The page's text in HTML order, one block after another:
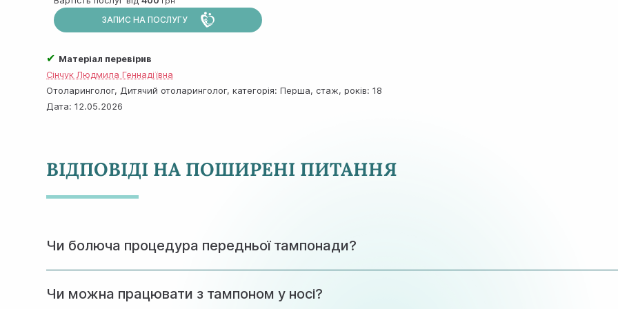
ЗАПИС НА ПОСЛУГУ
✔ Матеріал перевірив
Сінчук Людмила Геннадіївна
Отоларинголог, Дитячий отоларинголог, категорія: Перша, стаж, років: 18
Дата:12.05.2026
ВІДПОВІДІ НА ПОШИРЕНІ ПИТАННЯ
Чи болюча процедура передньої тампонади?
Чи можна працювати з тампоном у носі?